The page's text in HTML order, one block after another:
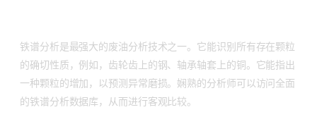
铁谱分析是最强大的废油分析技术之一。它能识别所有存在颗粒
的确切性质，例如，齿轮齿上的钢、轴承轴套上的铜。它能指出
一种颗粒的增加，以预测异常磨损。娴熟的分析师可以访问全面
的铁谱分析数据库，从而进行客观比较。